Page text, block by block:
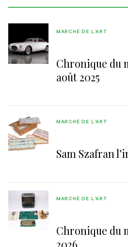
Chronique du
août 2025
MARCHÉ DE L'ART
Sam Szafran
MARCHÉ DE L'ART
Chronique du
2026
MARCHÉ DE L'ART